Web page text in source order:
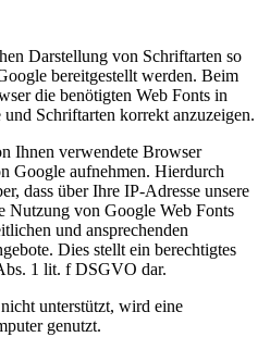
Darstellung von Schriftarten so
bereitgestellt werden. Beim
die benötigten Web Fonts in
Schriftarten korrekt anzuzeigen.
Ihnen verwendete Browser
Google aufnehmen. Hierdurch
dass über Ihre IP-Adresse unsere
Nutzung von Google Web Fonts
und ansprechenden
Dies stellt ein berechtigtes
1 lit. f DSGVO dar.
unterstützt, wird eine
genutzt.